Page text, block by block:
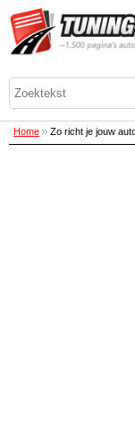
Home Zo richt je jouw